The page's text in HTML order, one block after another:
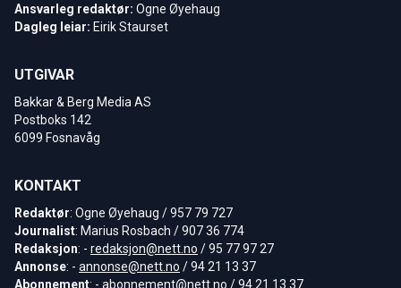
Ansvarleg redaktør: Ogne Øyehaug
Dagleg leiar: Eirik Staurset
UTGIVAR
Bakkar & Berg Media AS
Postboks 142
6099 Fosnavåg
KONTAKT
Redaktør: Ogne Øyehaug / 957 79 727
Journalist: Marius Rosbach / 907 36 774
Redaksjon: - redaksjon@nett.no / 95 77 97 27
Annonse: - annonse@nett.no / 94 21 13 37
Abonnement: - abonnement@nett.no / 94 21 13 37